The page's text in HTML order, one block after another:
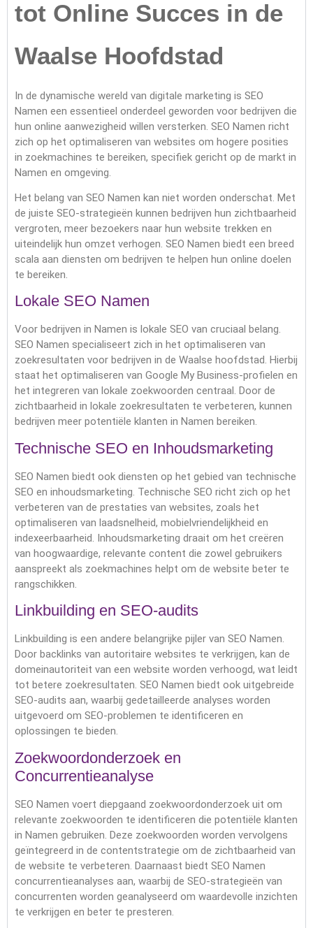
tot Online Succes in de
Waalse Hoofdstad
In de dynamische wereld van digitale marketing is SEO
Namen een essentieel onderdeel geworden voor bedrijven die
hun online aanwezigheid willen versterken. SEO Namen richt
zich op het optimaliseren van websites om hogere posities
in zoekmachines te bereiken, specifiek gericht op de markt in
Namen en omgeving.
Het belang van SEO Namen kan niet worden onderschat. Met
de juiste SEO-strategieën kunnen bedrijven hun zichtbaarheid
vergroten, meer bezoekers naar hun website trekken en
uiteindelijk hun omzet verhogen. SEO Namen biedt een breed
scala aan diensten om bedrijven te helpen hun online doelen
te bereiken.
Lokale SEO Namen
Voor bedrijven in Namen is lokale SEO van cruciaal belang.
SEO Namen specialiseert zich in het optimaliseren van
zoekresultaten voor bedrijven in de Waalse hoofdstad. Hierbij
staat het optimaliseren van Google My Business-profielen en
het integreren van lokale zoekwoorden centraal. Door de
zichtbaarheid in lokale zoekresultaten te verbeteren, kunnen
bedrijven meer potentiële klanten in Namen bereiken.
Technische SEO en Inhoudsmarketing
SEO Namen biedt ook diensten op het gebied van technische
SEO en inhoudsmarketing. Technische SEO richt zich op het
verbeteren van de prestaties van websites, zoals het
optimaliseren van laadsnelheid, mobielvriendelijkheid en
indexeerbaarheid. Inhoudsmarketing draait om het creëren
van hoogwaardige, relevante content die zowel gebruikers
aanspreekt als zoekmachines helpt om de website beter te
rangschikken.
Linkbuilding en SEO-audits
Linkbuilding is een andere belangrijke pijler van SEO Namen.
Door backlinks van autoritaire websites te verkrijgen, kan de
domeinautoriteit van een website worden verhoogd, wat leidt
tot betere zoekresultaten. SEO Namen biedt ook uitgebreide
SEO-audits aan, waarbij gedetailleerde analyses worden
uitgevoerd om SEO-problemen te identificeren en
oplossingen te bieden.
Zoekwoordonderzoek en
Concurrentieanalyse
SEO Namen voert diepgaand zoekwoordonderzoek uit om
relevante zoekwoorden te identificeren die potentiële klanten
in Namen gebruiken. Deze zoekwoorden worden vervolgens
geïntegreerd in de contentstrategie om de zichtbaarheid van
de website te verbeteren. Daarnaast biedt SEO Namen
concurrentieanalyses aan, waarbij de SEO-strategieën van
concurrenten worden geanalyseerd om waardevolle inzichten
te verkrijgen en beter te presteren.